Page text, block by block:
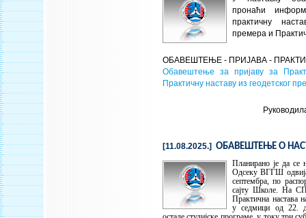
пронаћи
практичну
премера и
ОБАВЕШТЕЊЕ - ПРИЈАВА -
Обавештење за пријаву за
Практичну наставу из геодетског
[11.08.2025.] ОБАВЕШТЕЊЕ О
Планирано је да се
Одсеку ВГГШ
септембра, по
сајту Школе. На СП
Практична настава
у седмици од 22.